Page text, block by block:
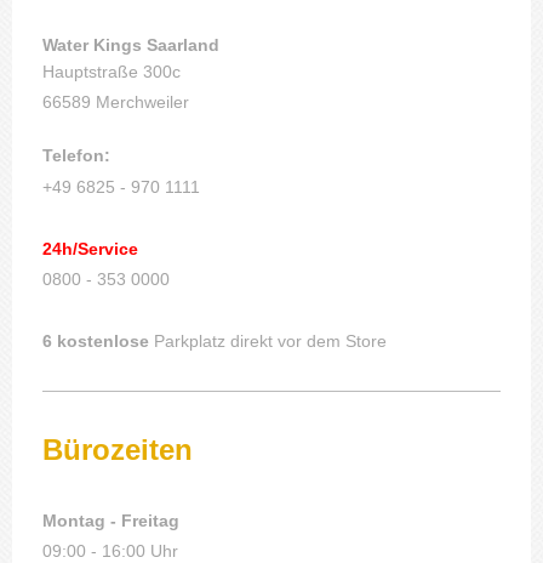
Water Kings Saarland
Hauptstraße 300c
66589 Merchweiler
Telefon:
+49 6825 - 970 1111
24h/Service
0800 - 353 0000
6 kostenlose Parkplatz direkt vor dem Store
Bürozeiten
Montag - Freitag
09:00 - 16:00 Uhr